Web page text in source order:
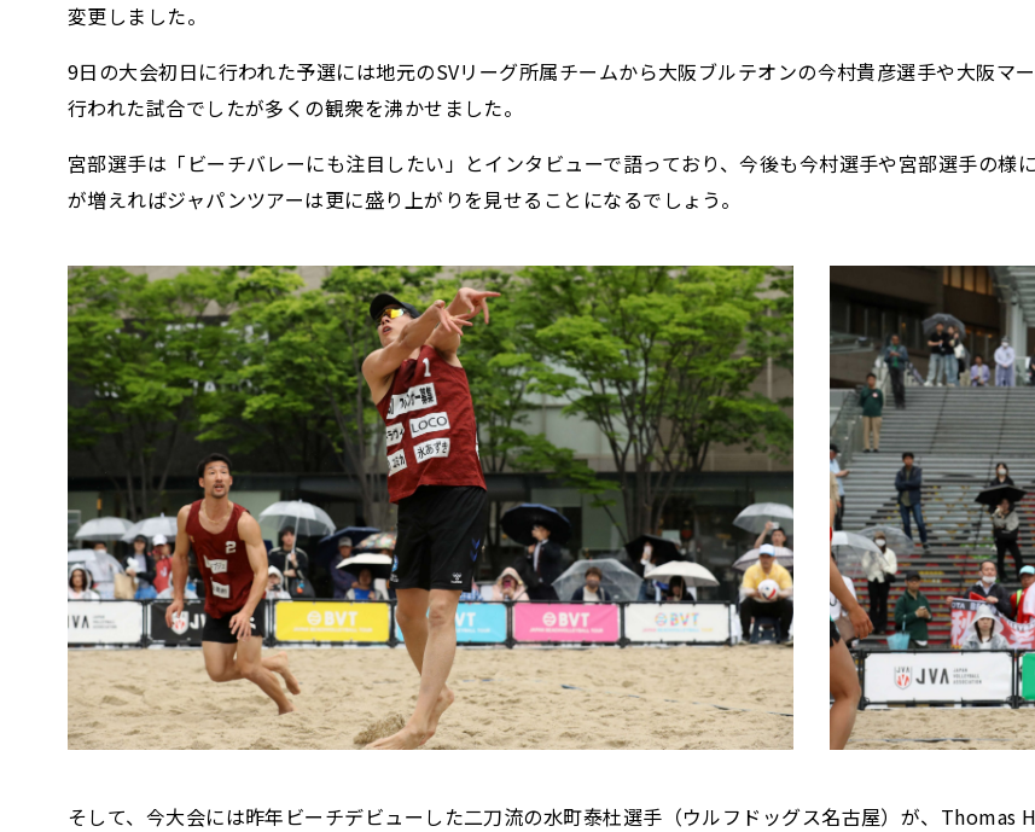
変更しました。
9日の大会初日に行われた予選には地元のSVリーグ所属チームから大阪ブルテオンの今村貴彦選手や大阪マ
行われた試合でしたが多くの観衆を沸かせました。
宮部選手は「ビーチバレーにも注目したい」とインタビューで語っており、今後も今村選手や宮部選手の様
が増えればジャパンツアーは更に盛り上がりを見せることになるでしょう。
そして、今大会には昨年ビーチデビューした二刀流の水町泰杜選手（ウルフドッグス名古屋）が、